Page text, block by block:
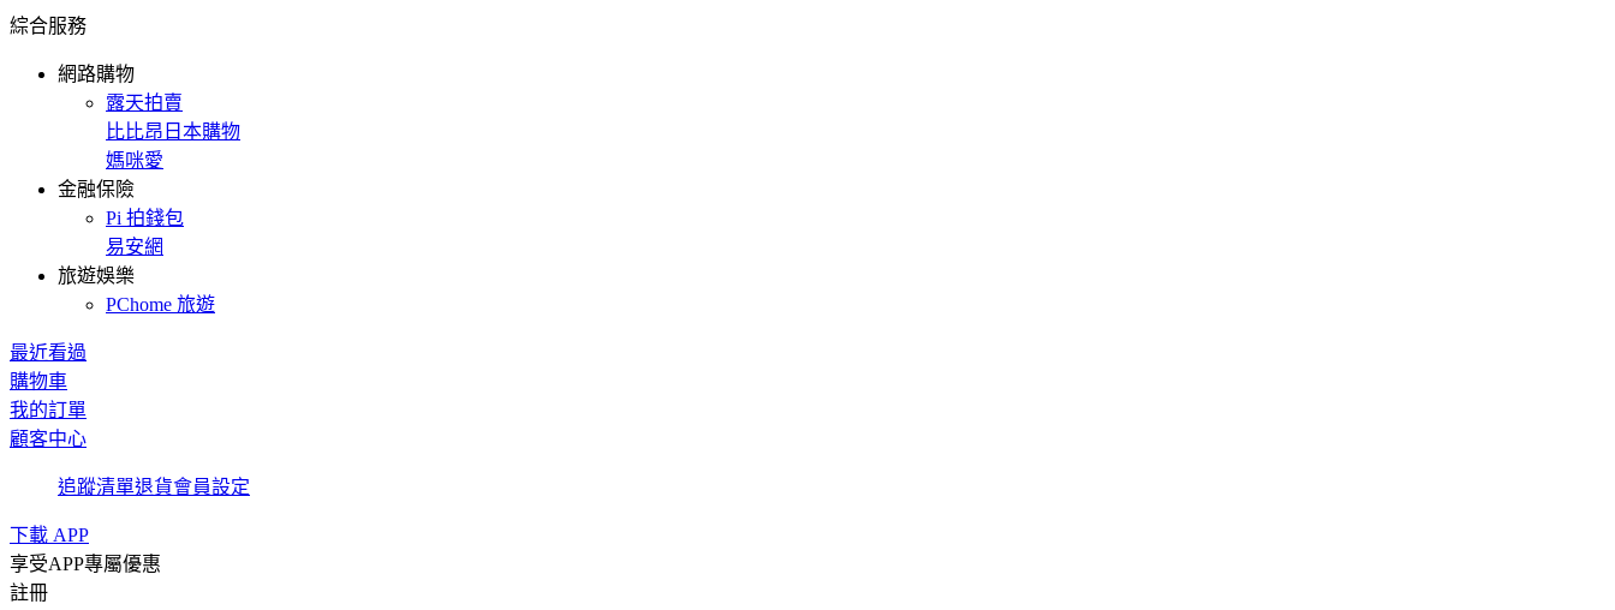
綜合服務
網路購物
露天拍賣
比比昂日本購物
媽咪愛
金融保險
Pi 拍錢包
易安網
旅遊娛樂
PChome 旅遊
最近看過
購物車
我的訂單
顧客中心
追蹤清單退貨會員設定
下載 APP
享受APP專屬優惠
註冊